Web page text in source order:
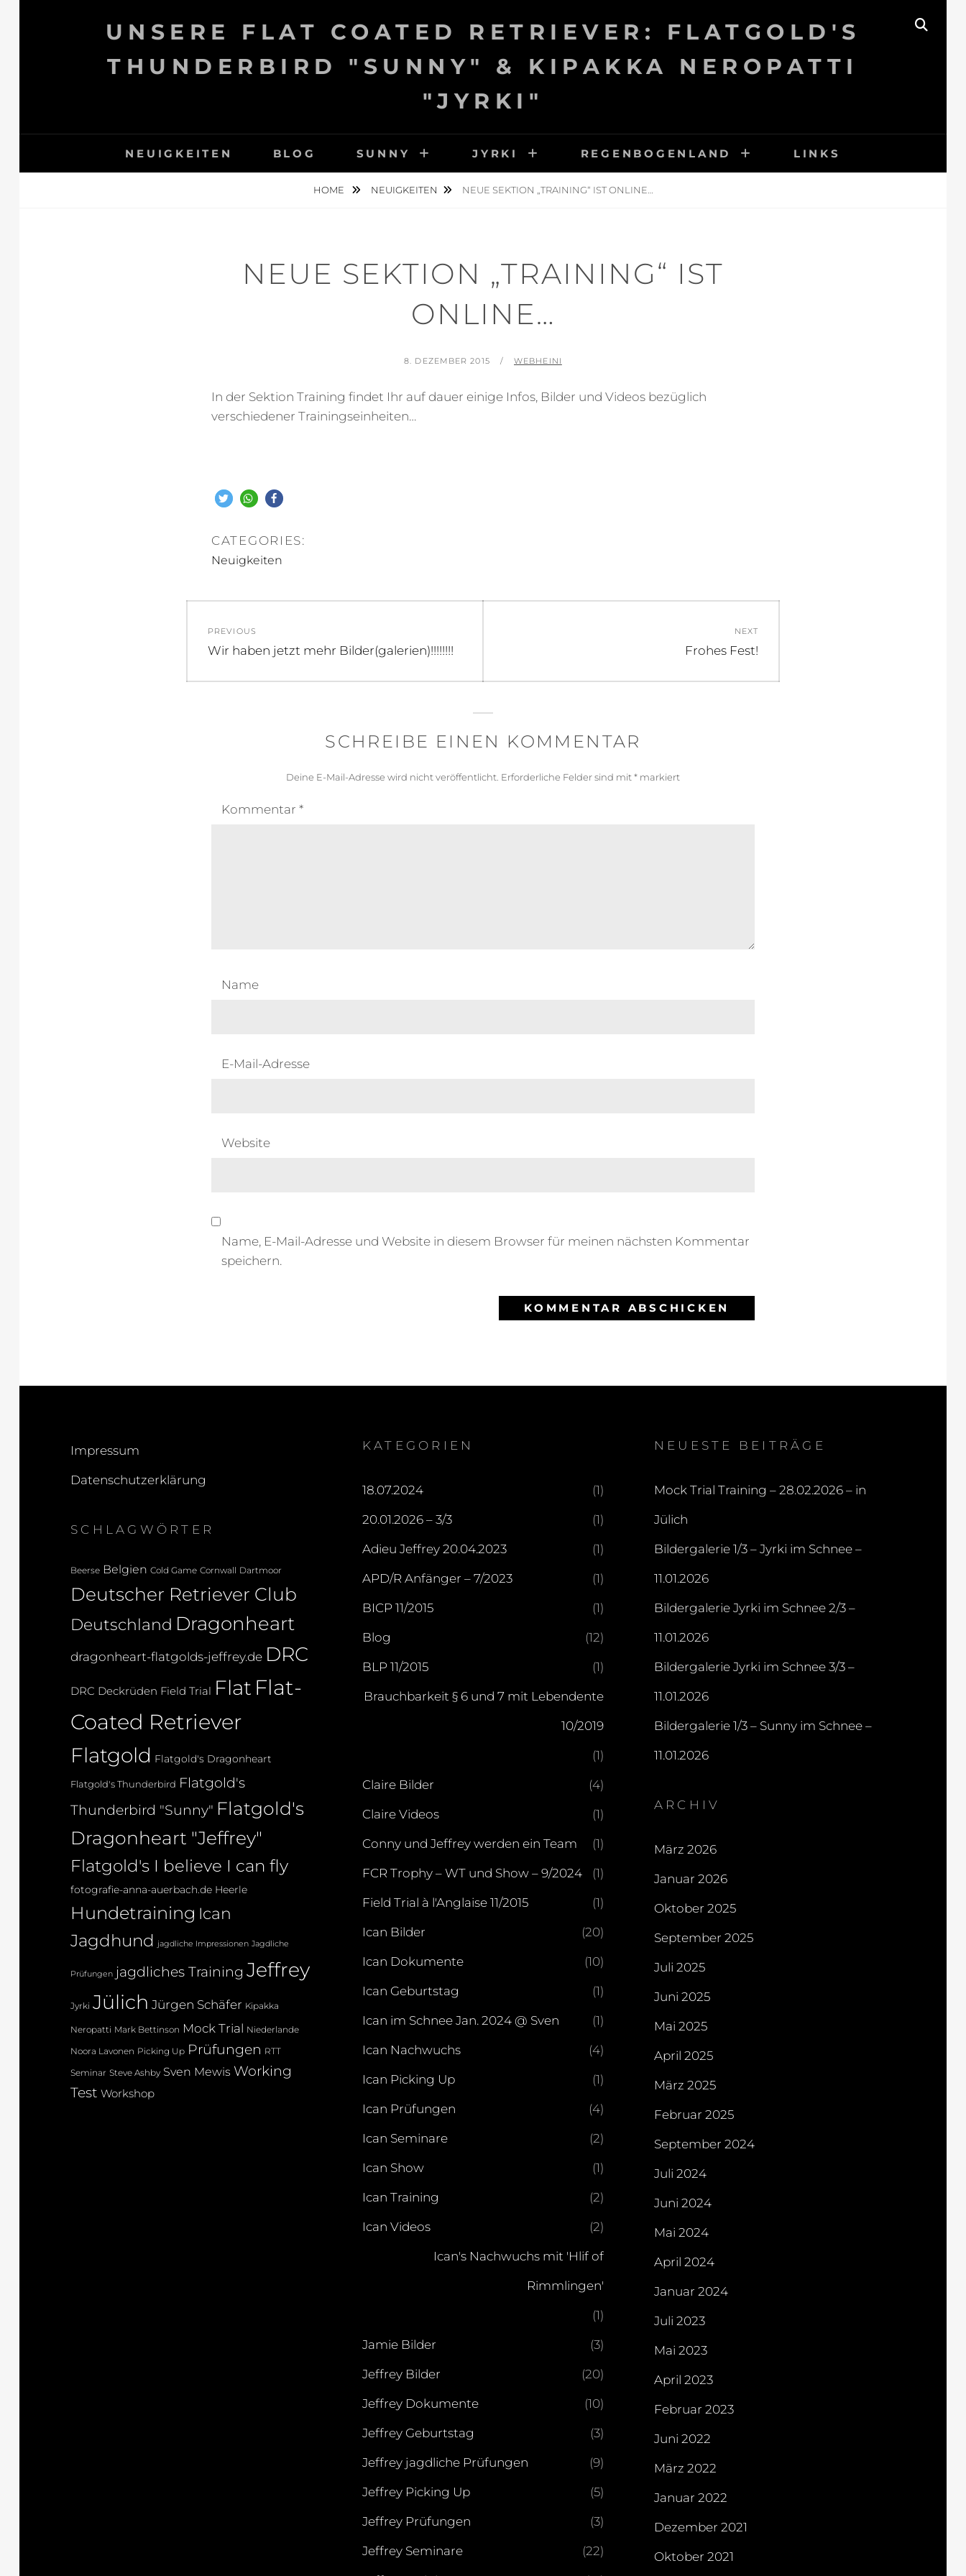
UNSERE FLAT COATED RETRIEVER: FLATGOLD'S
THUNDERBIRD "SUNNY" & KIPAKKA NEROPATTI
"JYRKI"
NEUIGKEITEN BLOG SUNNY JYRKI REGENBOGENLAND LINKS
HOME NEUIGKEITEN NEUE SEKTION „TRAINING“ IST ONLINE…
NEUE SEKTION „TRAINING“ IST
ONLINE…
POSTED
8. DEZEMBER 2015 BY
WEBHEINI
In der Sektion Training findet Ihr auf dauer einige Infos, Bilder und Videos bezüglich
verschiedener Trainingseinheiten…
CATEGORIES:
Neuigkeiten
PREVIOUS
Previous
Wir haben jetzt mehr Bilder(galerien)!!!!!!!!
NEXT
Next
Frohes Fest!
SCHREIBE EINEN KOMMENTAR
Deine E-Mail-Adresse wird nicht veröffentlicht. Erforderliche Felder sind mit* markiert
Kommentar *
Name
E-Mail-Adresse
Website
Name, E-Mail-Adresse und Website in diesem Browser für meinen nächsten Kommentar
speichern.
Impressum
Datenschutzerklärung
SCHLAGWÖRTER
Beerse Belgien Cold Game Cornwall Dartmoor
Deutscher Retriever Club
Deutschland Dragonheart
dragonheart-flatgolds-jeffrey.de DRC
DRC Deckrüden Field Trial Flat Flat-
Coated Retriever
Flatgold Flatgold's Dragonheart
Flatgold's Thunderbird Flatgold's
Thunderbird "Sunny" Flatgold's
Dragonheart "Jeffrey"
Flatgold's I believe I can fly
fotografie-anna-auerbach.de Heerle
Hundetraining Ican
Jagdhund jagdliche Impressionen Jagdliche
Prüfungen jagdliches Training Jeffrey
Jyrki Jülich Jürgen Schäfer Kipakka
Neropatti Mark Bettinson Mock Trial Niederlande
Noora Lavonen Picking Up Prüfungen RTT
Seminar Steve Ashby Sven Mewis Working
Test Workshop
KATEGORIEN
18.07.2024 (1)
20.01.2026 – 3/3 (1)
Adieu Jeffrey 20.04.2023 (1)
APD/R Anfänger – 7/2023 (1)
BICP 11/2015 (1)
Blog (12)
BLP 11/2015 (1)
Brauchbarkeit § 6 und 7 mit Lebendente
10/2019
(1)
Claire Bilder (4)
Claire Videos (1)
Conny und Jeffrey werden ein Team (1)
FCR Trophy – WT und Show – 9/2024 (1)
Field Trial à l'Anglaise 11/2015 (1)
Ican Bilder (20)
Ican Dokumente (10)
Ican Geburtstag (1)
Ican im Schnee Jan. 2024 @ Sven (1)
Ican Nachwuchs (4)
Ican Picking Up (1)
Ican Prüfungen (4)
Ican Seminare (2)
Ican Show (1)
Ican Training (2)
Ican Videos (2)
Ican's Nachwuchs mit 'Hlif of
Rimmlingen'
(1)
Jamie Bilder (3)
Jeffrey Bilder (20)
Jeffrey Dokumente (10)
Jeffrey Geburtstag (3)
Jeffrey jagdliche Prüfungen (9)
Jeffrey Picking Up (5)
Jeffrey Prüfungen (3)
Jeffrey Seminare (22)
NEUESTE BEITRÄGE
Mock Trial Training – 28.02.2026 – in
Jülich
Bildergalerie 1/3 – Jyrki im Schnee –
11.01.2026
Bildergalerie Jyrki im Schnee 2/3 –
11.01.2026
Bildergalerie Jyrki im Schnee 3/3 –
11.01.2026
Bildergalerie 1/3 – Sunny im Schnee –
11.01.2026
ARCHIV
März 2026
Januar 2026
Oktober 2025
September 2025
Juli 2025
Juni 2025
Mai 2025
April 2025
März 2025
Februar 2025
September 2024
Juli 2024
Juni 2024
Mai 2024
April 2024
Januar 2024
Juli 2023
Mai 2023
April 2023
Februar 2023
Juni 2022
März 2022
Januar 2022
Dezember 2021
Oktober 2021